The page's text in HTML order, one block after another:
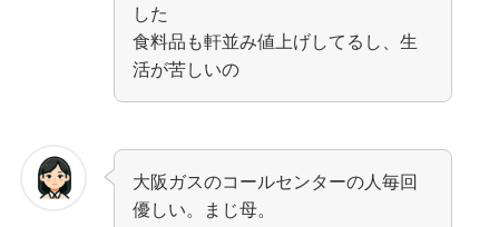
した
食料品も軒並み値上げしてるし、生
活が苦しいの
大阪ガスのコールセンターの人毎回
優しい。まじ母。